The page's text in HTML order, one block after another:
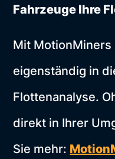
Fahrzeuge Ihre
Mit MotionMiners
eigenständig in
Flottenanalyse.
direkt in Ihrer
Sie mehr: